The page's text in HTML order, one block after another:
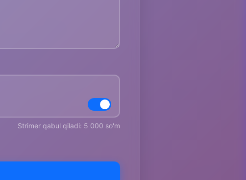
Strimer qabul qiladi: 5 000 so'm